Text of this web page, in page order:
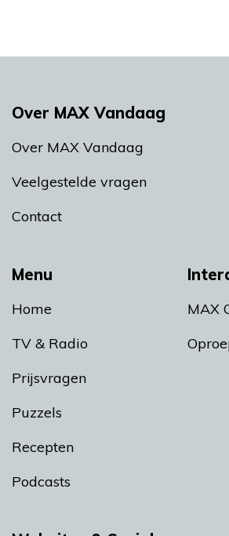
Menu
Home
TV & Radio
Prijsvragen
Puzzels
Recepten
Podcasts
MAX
Over MAX Vandaag
Over MAX Vandaag
Veelgestelde vragen
Contact